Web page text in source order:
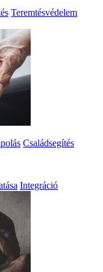
Teremtésvédelem
Családsegítés
Integráció